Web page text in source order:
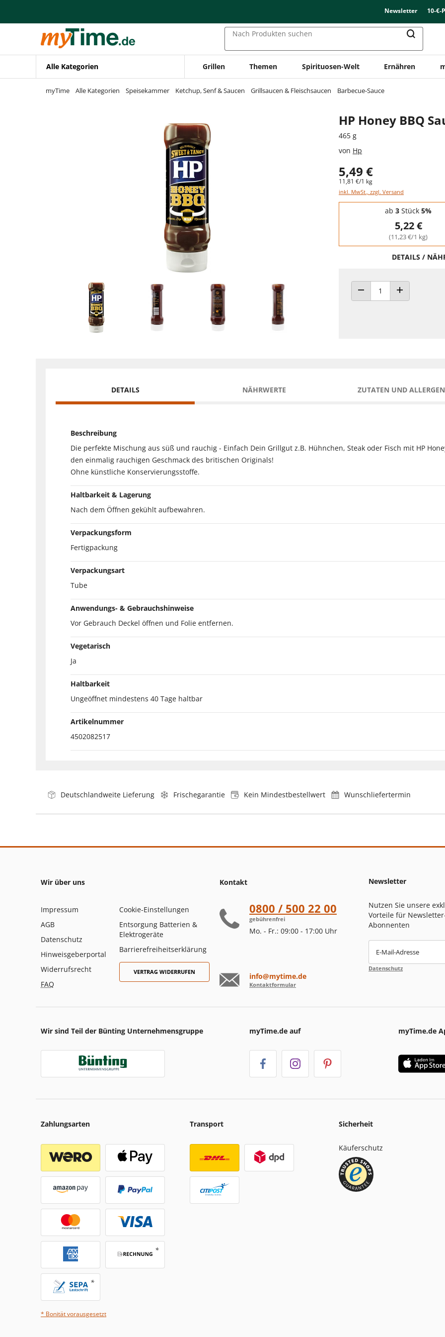
Zur Navigation springen
Zur Suche springen
Newsletter 10-€-
Nach Produkten suchen
Alle Kategorien Grillen Themen Spirituosen-Welt Ernähren
myTime Alle Kategorien Speisekammer Ketchup, Senf & Saucen Grillsaucen & Fleischsaucen Barbecue-Sauce
HP Honey BBQ
465 g
von Hp
5,49 €
11,81 €/1 kg
inkl. MwSt., zzgl. Versand
Staffelpreise - Mengenrabatt
ab 3 Stück 5%
5,22 €
(11,23 €/1 kg)
DETAILS /
ANZAHL VERRINGERN
ANZAHL
DETAILS NÄHRWERTE ZUTATEN UND
Beschreibung
Die perfekte Mischung aus süß und rauchig - Einfach Dein Grillgut z.B. Hühnchen, Steak oder Fisch mit HP
den einmalig rauchigen Geschmack des britischen Originals!
Ohne künstliche Konservierungsstoffe.
Haltbarkeit & Lagerung
Nach dem Öffnen gekühlt aufbewahren.
Verpackungsform
Fertigpackung
Verpackungsart
Tube
Anwendungs- & Gebrauchshinweise
Vor Gebrauch Deckel öffnen und Folie entfernen.
Vegetarisch
Ja
Haltbarkeit
Ungeöffnet mindestens 40 Tage haltbar
Artikelnummer
4502082517
Deutschlandweite Lieferung Frischegarantie Kein Mindestbestellwert Wunschliefertermin
Wir über uns
Impressum
AGB
Datenschutz
Hinweisgeberportal
Widerrufsrecht
FAQ
Cookie-Einstellungen
Entsorgung Batterien &
Elektrogeräte
Barrierefreiheitserklärung
VERTRAG WIDERRUFEN
Kontakt
0800 / 500 22 00
gebührenfrei
Mo. - Fr.: 09:00 - 17:00 Uhr
info@mytime.de
Kontaktformular
Newsletter
Nutzen Sie unsere
Vorteile für
Abonnenten
E-Mail-Adresse
Datenschutz
Wir sind Teil der Bünting Unternehmensgruppe myTime.de auf myTime.de
Zahlungsarten
* Bonität vorausgesetzt
Transport Sicherheit
Käuferschutz